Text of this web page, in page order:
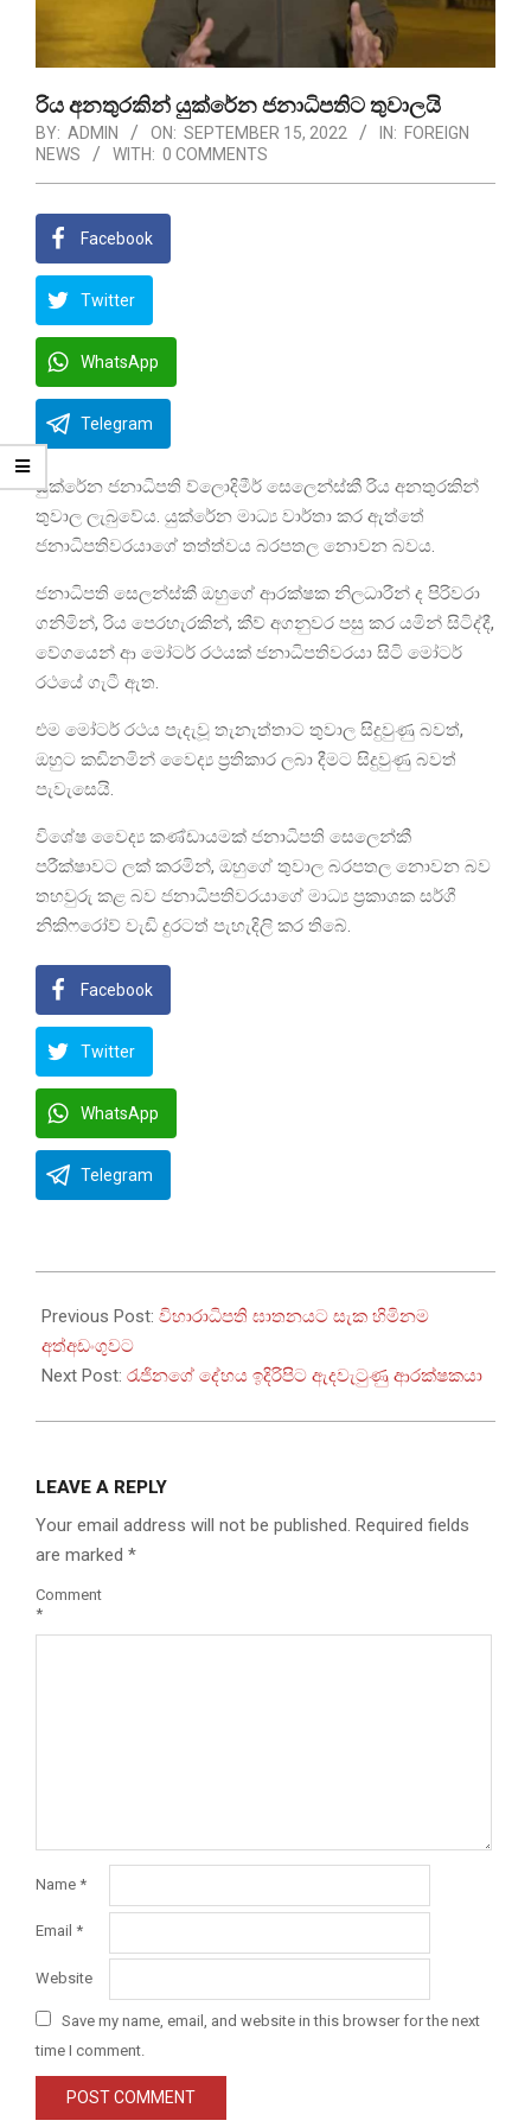
රිය අනතුරකින් යුක්රේන ජනාධිපතිට තුවාලයි
BY: ADMIN ON: SEPTEMBER 15, 2022 IN: FOREIGN
NEWS
WITH: 0 COMMENTS
Facebook
Twitter
WhatsApp
Telegram
යුක්රේන ජනාධිපති ව්ලොදිමීර් සෙලෙන්ස්කී රිය අනතුරකින්
තුවාල ලැබුවේය. යුක්රේන මාධ්‍ය වාර්තා කර ඇත්තේ
ජනාධිපතිවරයාගේ තත්ත්වය බරපතල නොවන බවය.
ජනාධිපති සෙලන්ස්කී ඔහුගේ ආරක්ෂක නිලධාරීන් ද පිරිවරා
ගනිමින්, රිය පෙරහැරකින්, කීව් අගනුවර පසු කර යමින් සිටිද්දී,
වේගයෙන් ආ මෝටර් රථයක් ජනාධිපතිවරයා සිටි මෝටර්
රථයේ ගැටී ඇත.
එම මෝටර් රථය පැදැවූ තැනැත්තාට තුවාල සිදුවුණු බවත්,
ඔහුට කඩිනමින් වෛද්‍ය ප්‍රතිකාර ලබා දීමට සිදුවුණු බවත්
පැවැසෙයි.
විශේෂ වෛද්‍ය කණ්ඩායමක් ජනාධිපති සෙලෙන්කී
පරීක්ෂාවට ලක් කරමින්, ඔහුගේ තුවාල බරපතල නොවන බව
තහවුරු කළ බව ජනාධිපතිවරයාගේ මාධ්‍ය ප්‍රකාශක සර්ගී
නිකිෆරෝව් වැඩි දුරටත් පැහැදිලි කර තිබේ.
Facebook
Twitter
WhatsApp
Telegram
09-
15
Previous Post: විහාරාධිපති ඝාතනයට සැක හිමිනම
අත්අඩංගුවට
Next Post: රැජිනගේ දේහය ඉදිරිපිට ඇදවැටුණු ආරක්ෂකයා
LEAVE A REPLY
Your email address will not be published. Required fields
are marked *
Comment
*
Name *
Email *
Website
Save my name, email, and website in this browser for the next
time I comment.